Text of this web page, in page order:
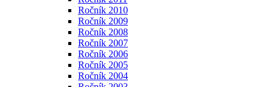
Ročník 2010
Ročník 2009
Ročník 2008
Ročník 2007
Ročník 2006
Ročník 2005
Ročník 2004